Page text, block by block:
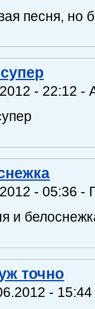
песня, но
- 22:12 -
- 05:36 -
и
точно
- 15:44